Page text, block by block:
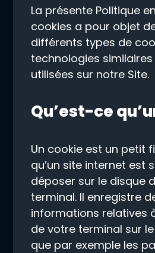
La présente Politique
cookies a pour objet
différents types de
technologies
utilisées sur notre Site.
Qu’est-ce
Un cookie est un petit
qu’un site internet est
déposer sur le disque
terminal. Il enregistre
informations relatives
de votre terminal sur
que par exemple les